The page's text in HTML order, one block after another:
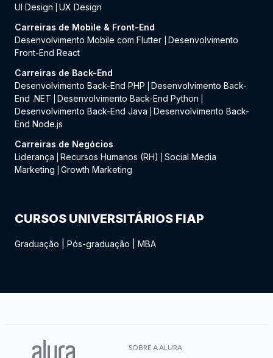
UI Design
UX Design
Carreiras de Mobile & Front-End
Desenvolvimento Mobile com Flutter
Desenvolvimento
Front-End React
Carreiras de Back-End
Desenvolvimento Back-End PHP
Desenvolvimento Back-
End .NET
Desenvolvimento Back-End Python
Desenvolvimento Back-End Java
Desenvolvimento Back-
End Node.js
Carreiras de Negócios
Liderança
Recursos Humanos (RH)
Social Media
Marketing
Growth Marketing
CURSOS UNIVERSITÁRIOS FIAP
Graduação Pós-graduação MBA
SOBRE A ALURA